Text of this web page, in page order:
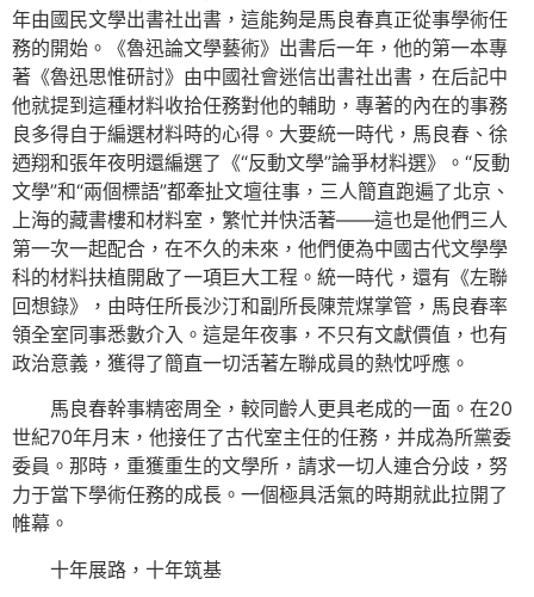
年由國民文學出書社出書，這能夠是馬良春真正從事學術任
務的開始。《魯迅論文學藝術》出書后一年，他的第一本專
著《魯迅思惟研討》由中國社會迷信出書社出書，在后記中
他就提到這種材料收拾任務對他的輔助，專著的內在的事務
良多得自于編選材料時的心得。大要統一時代，馬良春、徐
迺翔和張年夜明還編選了《“反動文學”論爭材料選》。“反動
文學”和“兩個標語”都牽扯文壇往事，三人簡直跑遍了北京、
上海的藏書樓和材料室，繁忙并快活著——這也是他們三人
第一次一起配合，在不久的未來，他們便為中國古代文學學
科的材料扶植開啟了一項巨大工程。統一時代，還有《左聯
回想錄》，由時任所長沙汀和副所長陳荒煤掌管，馬良春率
領全室同事悉數介入。這是年夜事，不只有文獻價值，也有
政治意義，獲得了簡直一切活著左聯成員的熱忱呼應。
馬良春幹事精密周全，較同齡人更具老成的一面。在20
世紀70年月末，他接任了古代室主任的任務，并成為所黨委
委員。那時，重獲重生的文學所，請求一切人連合分歧，努
力于當下學術任務的成長。一個極具活氣的時期就此拉開了
帷幕。
十年展路，十年筑基